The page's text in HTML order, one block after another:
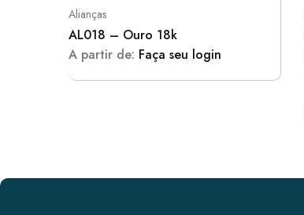
Alianças
AL018 – Ouro 18k
A partir de: Faça seu login